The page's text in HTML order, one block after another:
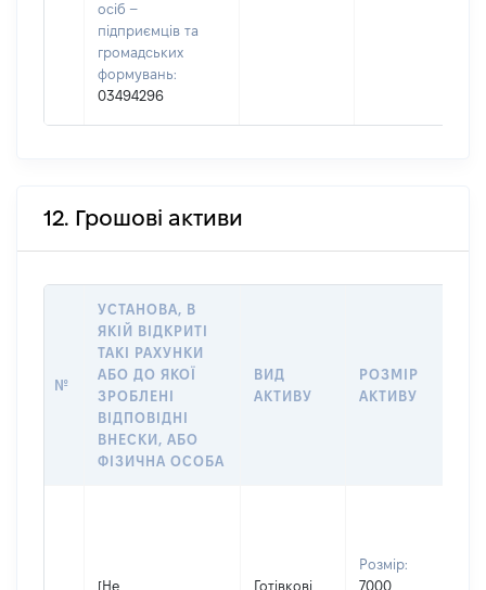
осіб –
підприємців та
громадських
формувань:
03494296
12. Грошові активи
№
УСТАНОВА, В
ЯКІЙ ВІДКРИТІ
ТАКІ РАХУНКИ
АБО ДО ЯКОЇ
ЗРОБЛЕНІ
ВІДПОВІДНІ
ВНЕСКИ, АБО
ФІЗИЧНА ОСОБА
ВИД
АКТИВУ
РОЗМІР
АКТИВУ
[Не Готівкові
Розмір:
7000